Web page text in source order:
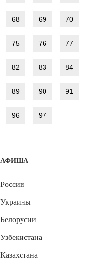
68 69 70
75 76 77
82 83 84
89 90 91
96 97
АФИША
России
Украины
Белорусии
Узбекистана
Казахстана